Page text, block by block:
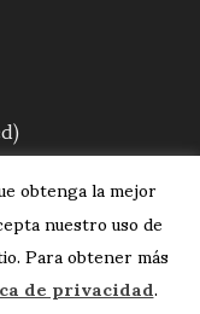
obtenga la mejor
nuestro uso de
Para obtener más
de privacidad.